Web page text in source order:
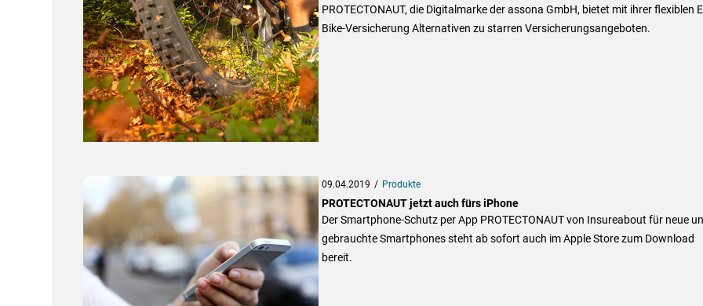
PROTECTONAUT, die Digitalmarke der assona GmbH, bietet mit ihrer flexiblen
Bike-Versicherung Alternativen zu starren Versicherungsangeboten.
09.04.2019 Produkte
PROTECTONAUT jetzt auch fürs iPhone
Der Smartphone-Schutz per App PROTECTONAUT von Insureabout für neue
gebrauchte Smartphones steht ab sofort auch im Apple Store zum Download
bereit.